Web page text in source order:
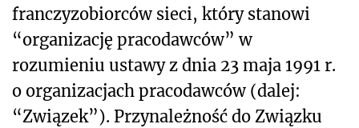
franczyzobiorców sieci, który stanowi
“organizację pracodawców” w
rozumieniu ustawy z dnia 23 maja 1991 r.
o organizacjach pracodawców (dalej:
“Związek”). Przynależność do Związku